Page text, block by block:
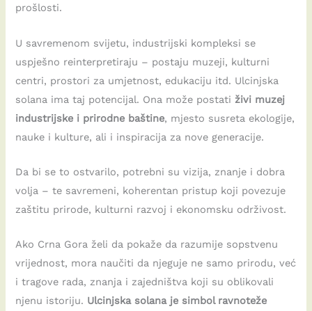
prošlosti.
U savremenom svijetu, industrijski kompleksi se
uspješno reinterpretiraju – postaju muzeji, kulturni
centri, prostori za umjetnost, edukaciju itd. Ulcinjska
solana ima taj potencijal. Ona može postati živi muzej
industrijske i prirodne baštine, mjesto susreta ekologije,
nauke i kulture, ali i inspiracija za nove generacije.
Da bi se to ostvarilo, potrebni su vizija, znanje i dobra
volja – te savremeni, koherentan pristup koji povezuje
zaštitu prirode, kulturni razvoj i ekonomsku održivost.
Ako Crna Gora želi da pokaže da razumije sopstvenu
vrijednost, mora naučiti da njeguje ne samo prirodu, već
i tragove rada, znanja i zajedništva koji su oblikovali
njenu istoriju. Ulcinjska solana je simbol ravnoteže